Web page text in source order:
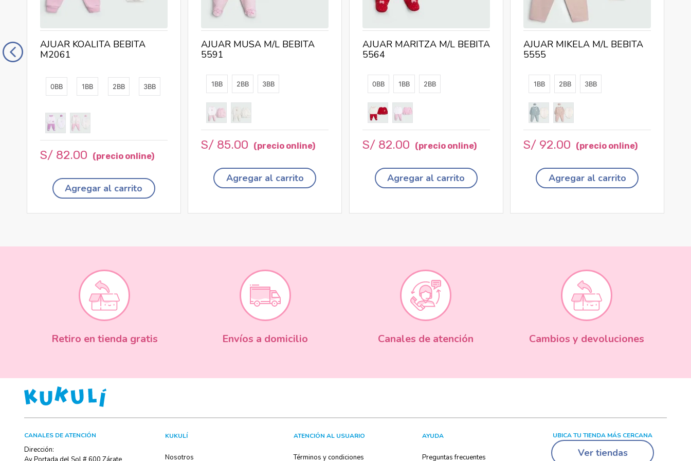
0BB 1BB 2BB 3BB
AJUAR KOALITA BEBITA
M2061
S/ 82.00
Agregar al carrito
1BB 2BB 3BB
AJUAR MUSA M/L BEBITA
5591
S/ 85.00
Agregar al carrito
0BB 1BB 2BB
AJUAR MARITZA M/L BEBITA
5564
S/ 82.00
Agregar al carrito
1BB 2BB 3BB
AJUAR MIKELA M/L BEBITA
5555
S/ 92.00
Agregar al carrito
Retiro en tienda gratis Envíos a domicilio Canales de atención Cambios y devoluciones
CANALES DE ATENCIÓN
Dirección:
KUKULÍ
Nosotros
ATENCIÓN AL USUARIO
Términos y condiciones
AYUDA
Preguntas frecuentes
UBICA TU TIENDA MÁS CERCANA
Ver tiendas